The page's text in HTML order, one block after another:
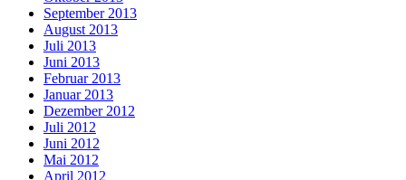
September 2013
August 2013
Juli 2013
Juni 2013
Februar 2013
Januar 2013
Dezember 2012
Juli 2012
Juni 2012
Mai 2012
April 2012